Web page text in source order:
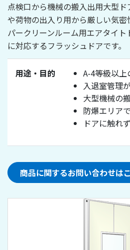
点検口から機械の搬入出用大型
や荷物の出入り用から厳しい気
パークリーンルーム用エアタイ
に対応するフラッシュドアです。
用途・目的
A-4等級以
入退室管理
大型機械の
防爆エリア
ドアに触れ
商品に関するお問い合わせは